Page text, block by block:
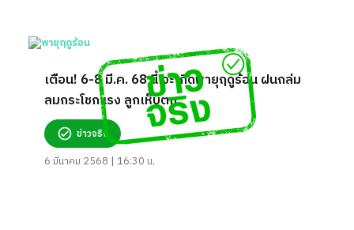
เตือน! 6-8 มี.ค. 68 นี้ จะเกิดพายุฤดูร้อน ฝนถล่ม
ลมกระโชกแรง ลูกเห็บตก
ข่าวจริง
6 มีนาคม 2568 | 16:30 น.